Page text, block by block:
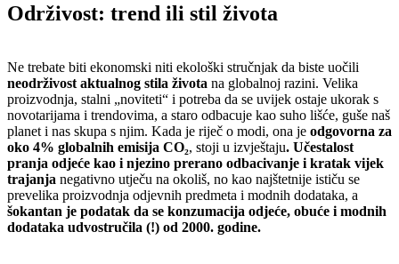
Održivost: trend ili stil života
Ne trebate biti ekonomski niti ekološki stručnjak da biste uočili
neodrživost aktualnog stila života na globalnoj razini. Velika
proizvodnja, stalni „noviteti“ i potreba da se uvijek ostaje ukorak s
novotarijama i trendovima, a staro odbacuje kao suho lišće, guše naš
planet i nas skupa s njim. Kada je riječ o modi, ona je odgovorna za
oko 4% globalnih emisija CO₂, stoji u izvještaju. Učestalost
pranja odjeće kao i njezino prerano odbacivanje i kratak vijek
trajanja negativno utječu na okoliš, no kao najštetnije ističu se
prevelika proizvodnja odjevnih predmeta i modnih dodataka, a
šokantan je podatak da se konzumacija odjeće, obuće i modnih
dodataka udvostručila (!) od 2000. godine.